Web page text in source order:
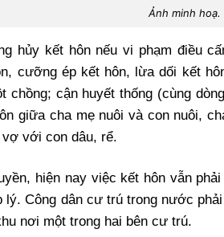
Ảnh minh hoạ.
hủy kết hôn nếu vi phạm điều
cưỡng ép kết hôn, lừa dối kết
chồng; cận huyết thống (cùng
giữa cha mẹ nuôi và con nuôi,
vợ với con dâu, rể.
hiện nay việc kết hôn vẫn
lý. Công dân cư trú trong nước
nơi một trong hai bên cư trú.